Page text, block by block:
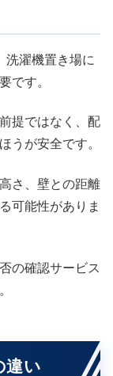
洗濯機置き場に
です。
提ではなく、配
うが安全です。
さ、壁との距離
可能性がありま
の確認サービス
違い